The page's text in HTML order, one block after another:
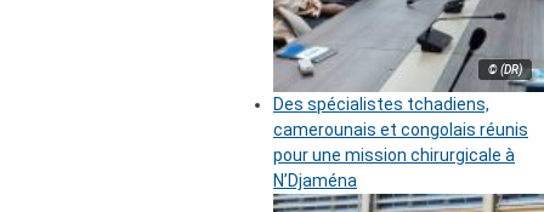
© (DR)
Des spécialistes tchadiens,
camerounais et congolais réunis
pour une mission chirurgicale à
N’Djaména